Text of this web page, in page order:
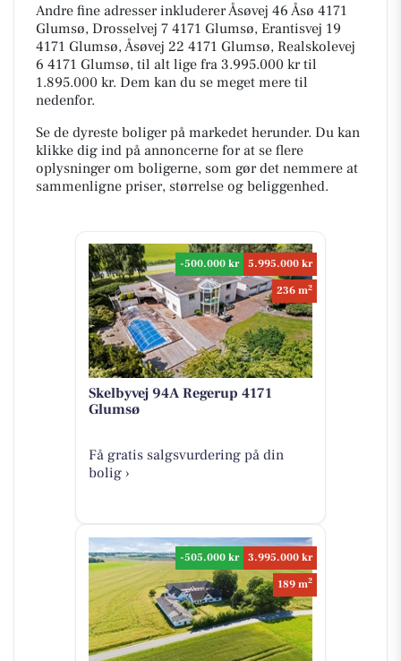
Andre fine adresser inkluderer Åsøvej 46 Åsø 4171
Glumsø, Drosselvej 7 4171 Glumsø, Erantisvej 19
4171 Glumsø, Åsøvej 22 4171 Glumsø, Realskolevej
6 4171 Glumsø, til alt lige fra 3.995.000 kr til
1.895.000 kr. Dem kan du se meget mere til
nedenfor.
Se de dyreste boliger på markedet herunder. Du kan
klikke dig ind på annoncerne for at se flere
oplysninger om boligerne, som gør det nemmere at
sammenligne priser, størrelse og beliggenhed.
-500.000 kr
5.995.000 kr
236 m2
Skelbyvej 94A Regerup 4171
Glumsø
Få gratis salgsvurdering på din
bolig ›
-505.000 kr
3.995.000 kr
189 m2